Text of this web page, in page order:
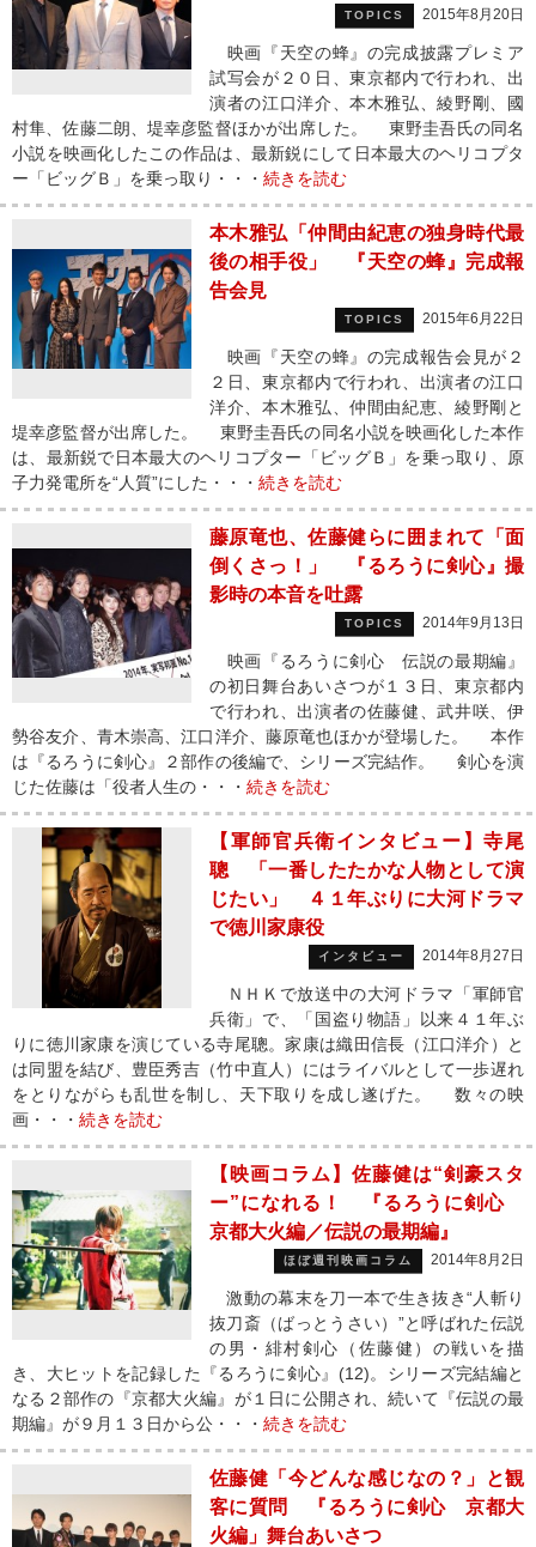
TOPICS 2015年8月20日
映画『天空の蜂』の完成披露プレミア
試写会が２０日、東京都内で行われ、出
演者の江口洋介、本木雅弘、綾野剛、國
村隼、佐藤二朗、堤幸彦監督ほかが出席した。 東野圭吾氏の同名
小説を映画化したこの作品は、最新鋭にして日本最大のヘリコプタ
ー「ビッグＢ」を乗っ取り・・・ 続きを読む
本木雅弘「仲間由紀恵の独身時代最
後の相手役」 『天空の蜂』完成報
告会見
TOPICS 2015年6月22日
映画『天空の蜂』の完成報告会見が２
２日、東京都内で行われ、出演者の江口
洋介、本木雅弘、仲間由紀恵、綾野剛と
堤幸彦監督が出席した。 東野圭吾氏の同名小説を映画化した本作
は、最新鋭で日本最大のヘリコプター「ビッグＢ」を乗っ取り、原
子力発電所を“人質”にした・・・ 続きを読む
藤原竜也、佐藤健らに囲まれて「面
倒くさっ！」 『るろうに剣心』撮
影時の本音を吐露
TOPICS 2014年9月13日
映画『るろうに剣心 伝説の最期編』
の初日舞台あいさつが１３日、東京都内
で行われ、出演者の佐藤健、武井咲、伊
勢谷友介、青木崇高、江口洋介、藤原竜也ほかが登場した。 本作
は『るろうに剣心』２部作の後編で、シリーズ完結作。 剣心を演
じた佐藤は「役者人生の・・・ 続きを読む
【軍師官兵衛インタビュー】寺尾
聰 「一番したたかな人物として演
じたい」 ４１年ぶりに大河ドラマ
で徳川家康役
インタビュー 2014年8月27日
ＮＨＫで放送中の大河ドラマ「軍師官
兵衛」で、「国盗り物語」以来４１年ぶ
りに徳川家康を演じている寺尾聰。家康は織田信長（江口洋介）と
は同盟を結び、豊臣秀吉（竹中直人）にはライバルとして一歩遅れ
をとりながらも乱世を制し、天下取りを成し遂げた。 数々の映
画・・・ 続きを読む
【映画コラム】佐藤健は“剣豪スタ
ー”になれる！ 『るろうに剣心
京都大火編／伝説の最期編』
ほぼ週刊映画コラム 2014年8月2日
激動の幕末を刀一本で生き抜き“人斬り
抜刀斎（ばっとうさい）”と呼ばれた伝説
の男・緋村剣心（佐藤健）の戦いを描
き、大ヒットを記録した『るろうに剣心』(12)。シリーズ完結編と
なる２部作の『京都大火編』が１日に公開され、続いて『伝説の最
期編』が９月１３日から公・・・ 続きを読む
佐藤健「今どんな感じなの？」と観
客に質問 『るろうに剣心 京都大
火編」舞台あいさつ